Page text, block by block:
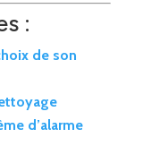
:
de son
d’alarme